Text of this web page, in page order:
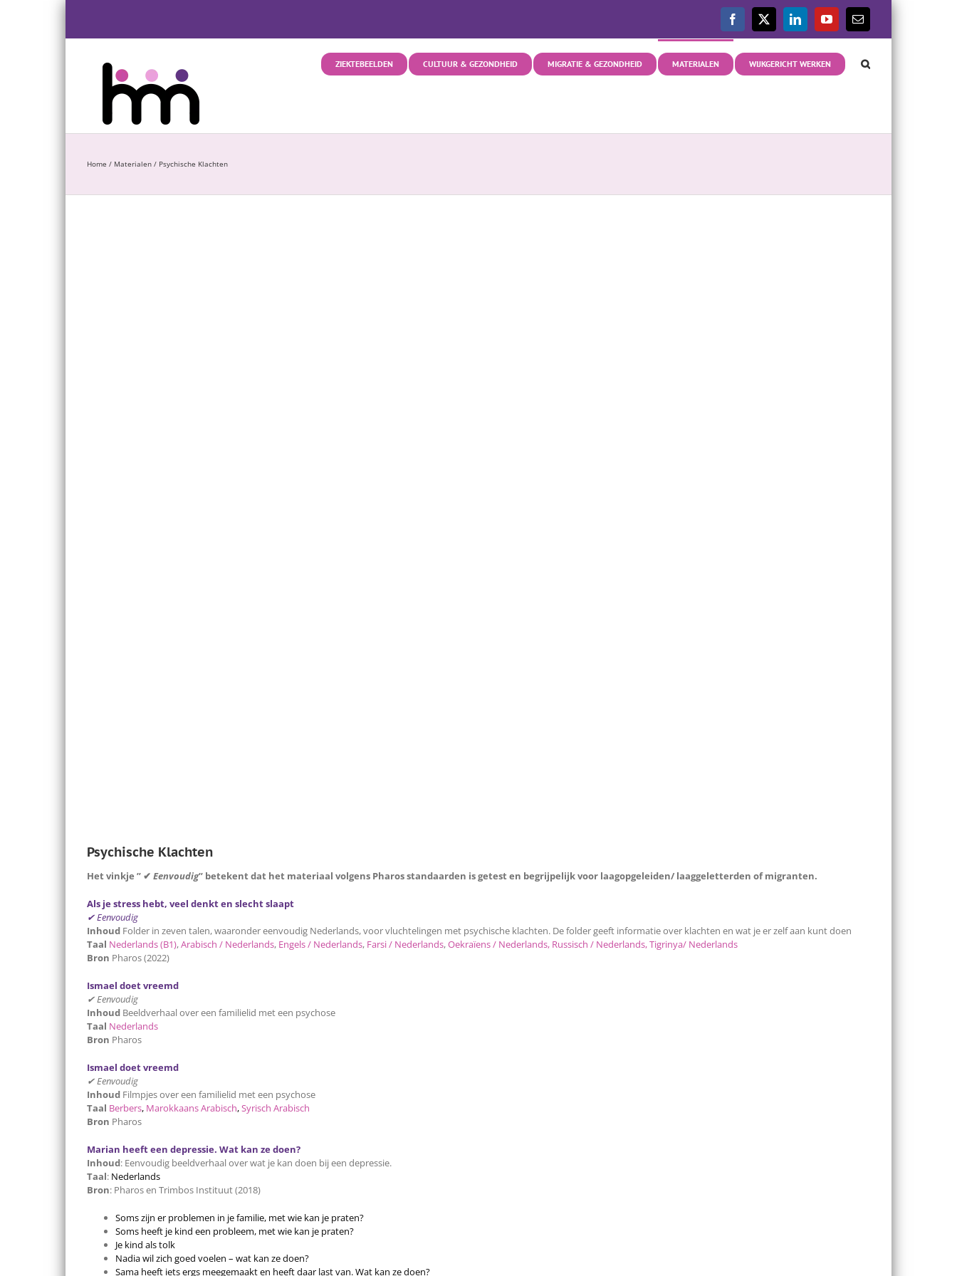
Facebook
X LinkedInYouTube
E-
mail
ZIEKTEBEELDEN CULTUUR & GEZONDHEID MIGRATIE & GEZONDHEID MATERIALEN WIJKGERICHT WERKEN
Home / Materialen / Psychische Klachten
Psychische Klachten
Het vinkje ” ✔ Eenvoudig” betekent dat het materiaal volgens Pharos standaarden is getest en begrijpelijk voor laagopgeleiden/ laaggeletterden of migranten.
Als je stress hebt, veel denkt en slecht slaapt
✔ Eenvoudig
Inhoud Folder in zeven talen, waaronder eenvoudig Nederlands, voor vluchtelingen met psychische klachten. De folder geeft informatie over klachten en wat je er zelf aan kunt doen
Taal Nederlands (B1),Arabisch / Nederlands, Engels / Nederlands, Farsi / Nederlands,Oekraïens / Nederlands, Russisch / Nederlands, Tigrinya/ Nederlands
Bron Pharos (2022)
Ismael doet vreemd
✔ Eenvoudig
Inhoud Beeldverhaal over een familielid met een psychose
Taal Nederlands
Bron Pharos
Ismael doet vreemd
✔ Eenvoudig
Inhoud Filmpjes over een familielid met een psychose
Taal Berbers, Marokkaans Arabisch,Syrisch Arabisch
Bron Pharos
Marian heeft een depressie. Wat kan ze doen?
Inhoud: Eenvoudig beeldverhaal over wat je kan doen bij een depressie.
Taal: Nederlands
Bron: Pharos en Trimbos Instituut (2018)
Soms zijn er problemen in je familie, met wie kan je praten?
Soms heeft je kind een probleem, met wie kan je praten?
Je kind als tolk
Nadia wil zich goed voelen – wat kan ze doen?
Sama heeft iets ergs meegemaakt en heeft daar last van. Wat kan ze doen?